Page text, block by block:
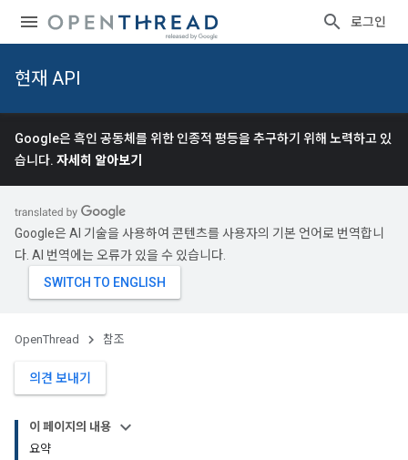
로그인
현재 API
Google은 흑인 공동체를 위한 인종적 평등을 추구하기 위해 노력하고 있
습니다. 자세히 알아보기
Google은 AI 기술을 사용하여 콘텐츠를 사용자의 기본 언어로 번역합니
다. AI 번역에는 오류가 있을 수 있습니다.
OpenThread 참조
의견 보내기
이 페이지의 내용
요약